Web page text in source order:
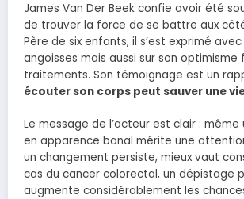
James Van Der Beek confie avoir été
de trouver la force de se battre aux
Père de six enfants, il s’est exprimé
angoisses mais aussi sur son optimisme
traitements. Son témoignage est un
écouter son corps peut sauver une
Le message de l’acteur est clair :
en apparence banal mérite une
un changement persiste, mieux vaut
cas du cancer colorectal, un dépistage
augmente considérablement les